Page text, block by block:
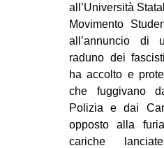
ESTREMO
MEDIO
all’Università
Movimento
all’annuncio di
raduno dei
ha accolto e
che fuggivano
Polizia e dai
opposto alla
cariche